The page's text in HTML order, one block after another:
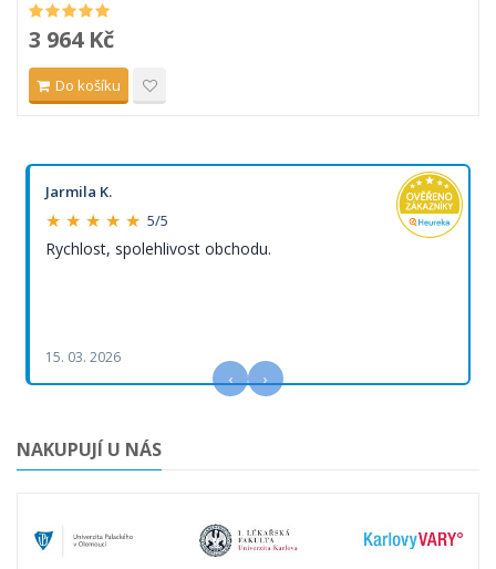
3 964 Kč
Do košíku
Jarmila K.
★ ★ ★ ★ ★ 5/5
Rychlost, spolehlivost obchodu.
15. 03. 2026
‹ ›
NAKUPUJÍ U NÁS